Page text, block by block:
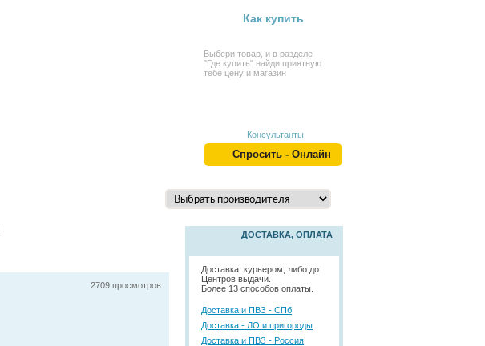
Как купить
Выбери товар, и в разделе
"Где купить" найди приятную
тебе цену и магазин
Консультанты
Спросить - Онлайн
2709 просмотров
ДОСТАВКА, ОПЛАТА
Доставка: курьером, либо до
Центров выдачи.
Более 13 способов оплаты.
Доставка и ПВЗ - СПб
Доставка - ЛО и пригороды
Доставка и ПВЗ - Россия